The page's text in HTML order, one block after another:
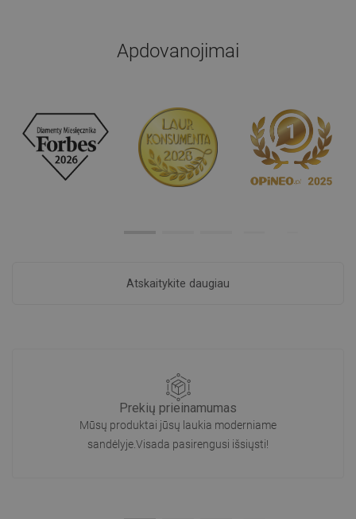
Apdovanojimai
Atskaitykite daugiau
Prekių prieinamumas
Mūsų produktai jūsų laukia moderniame
sandėlyje.Visada pasirengusi išsiųsti!